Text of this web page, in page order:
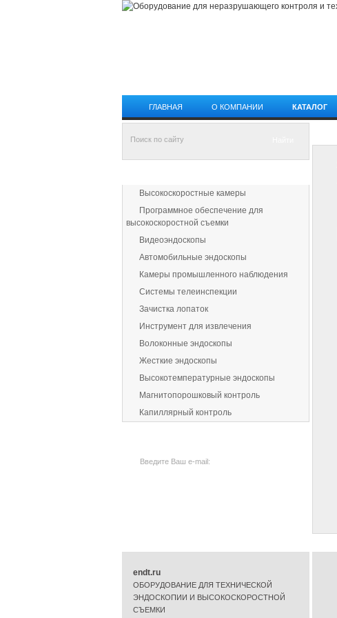
ГЛАВНАЯ О КОМПАНИИ КАТАЛОГ
Высокоскоростные камеры
Программное обеспечение для
высокоскоростной съемки
Видеоэндоскопы
Автомобильные эндоскопы
Камеры промышленного наблюдения
Системы телеинспекции
Зачистка лопаток
Инструмент для извлечения
Волоконные эндоскопы
Жесткие эндоскопы
Высокотемпературные эндоскопы
Магнитопорошковый контроль
Капиллярный контроль
endt.ru
ОБОРУДОВАНИЕ ДЛЯ ТЕХНИЧЕСКОЙ
ЭНДОСКОПИИ И ВЫСОКОСКОРОСТНОЙ
СЪЕМКИ